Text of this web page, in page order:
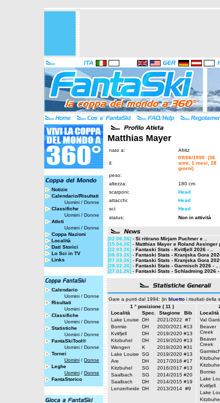
Notizie
Calendario/Risultati
Uomini / Donne
Classifiche
Uomini / Donne
Atleti
Uomini / Donne
Coppa Nazioni
Località
Dati Storici
Lo Sci in TV
Links
Calendario
Uomini / Donne
Risultati
Uomini / Donne
Classifiche
Uomini / Donne
Statistiche
Uomini / Donne
FantaSkiTool®
Uomini / Donne
Tornei
Uomini / Donne
Leghe
Uomini / Donne
FantaStorico
Matthias Mayer
nato a: Afritz
il:
09/06/1990 (36
anni, 1 mesi, 28
giorni)
peso:
altezza:
180 cm.
scarponi:
Head
attacchi:
Head
sci:
Head
status:
Non in attività
[02.06.26] - Si ritirano Mirjam Puchner e ..
[15.04.26] - Matthias Mayer e Roland Assinger
[22.03.26] - Fantaski Stats - Kvitfjell 2026 - ..
[08.03.26] - Fantaski Stats - Kranjska Gora
[07.03.26] - Fantaski Stats - Kranjska Gora
[28.02.26] - Fantaski Stats - Garmisch 2026 - ..
[27.01.26] - Fantaski Stats - Schladming 2026 -
Gare a punti dal 1994: (in bluetto i risultati della
1 ° posizione ( 11 )
Località
Spec. Stagione
Bib
Lake Louise
DH 2021/2022
#7
Bormio
DH 2020/2021 #13
Kvitfjell
DH 2019/2020 #13
Kitzbuhel
DH 2019/2020 #13
Wengen
K 2019/2020 #31
Lake Louise
SG 2019/2020 #13
Are
DH 2017/2018 #17
Kitzbuhel
SG 2016/2017 #13
Saalbach
SG 2014/2015 #20
Saalbach
DH 2014/2015 #19
Lenzerheide DH 2013/2014 #9
Località
Val
Beaver
Creek
Beaver
Creek
Bormio
Lake
Kvitfjell
Lake